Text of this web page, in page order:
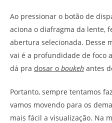
Ao pressionar o botão de
aciona o diafragma da lente,
abertura selecionada. Desse
vai é a profundidade de foco
dá pra dosar o boukeh antes
Portanto, sempre tentamos
vamos movendo para os
mais fácil a visualização. Na